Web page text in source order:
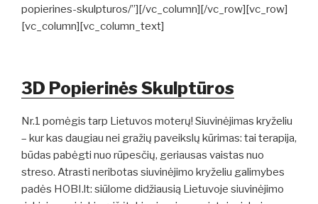
popierines-skulpturos/”][/vc_column][/vc_row][vc_row]
[vc_column][vc_column_text]
3D Popierinės Skulptūros
Nr.1 pomėgis tarp Lietuvos moterų! Siuvinėjimas kryželiu
– kur kas daugiau nei gražių paveikslų kūrimas: tai terapija,
būdas pabėgti nuo rūpesčių, geriausas vaistas nuo
streso. Atrasti neribotas siuvinėjimo kryželiu galimybes
padės HOBI.lt: siūlome didžiausią Lietuvoje siuvinėjimo